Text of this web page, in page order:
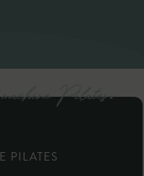
PILATES